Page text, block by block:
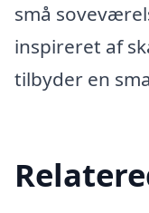
små
inspireret af
tilbyder en